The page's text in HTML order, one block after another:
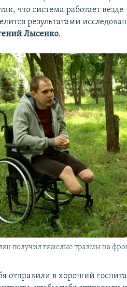
что система работает
результатами
Лысенко.
получил тяжелые травмы на
отправили в хороший